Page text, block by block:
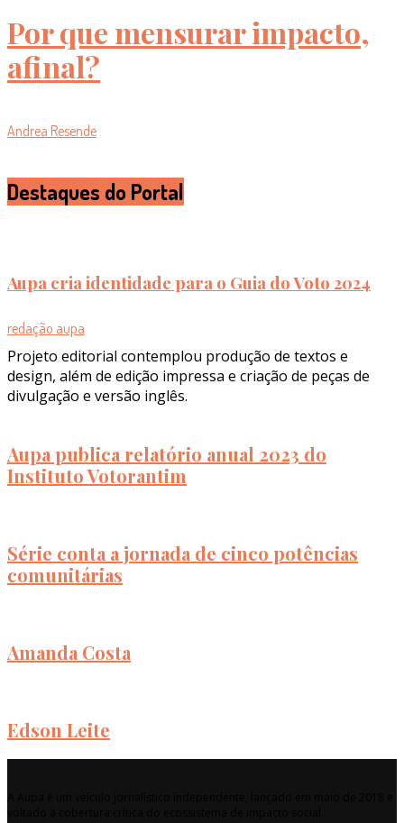
Por que mensurar impacto,
afinal?
Andrea Resende
Destaques do Portal
Aupa cria identidade para o Guia do Voto 2024
redação aupa
Projeto editorial contemplou produção de textos e
design, além de edição impressa e criação de peças de
divulgação e versão inglês.
Aupa publica relatório anual 2023 do
Instituto Votorantim
Série conta a jornada de cinco potências
comunitárias
Amanda Costa
Edson Leite